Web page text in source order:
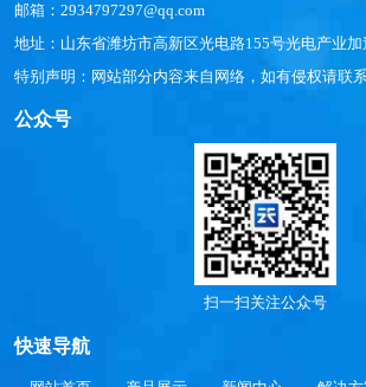
邮箱：2934797297@qq.com
地址：山东省潍坊市高新区光电路155号光电产业加
特别声明：网站部分内容来自网络，如有侵权请联系
公众号
扫一扫关注公众号
快速导航